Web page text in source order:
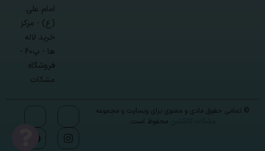
امام علی
(ع) - مرکز
خرید لاله
ها - پ۶۰ -
فروشگاه
مشکات
© تمامی حقوق مادی و معنوی برای وبسایت و مجموعه
محفوظ است.